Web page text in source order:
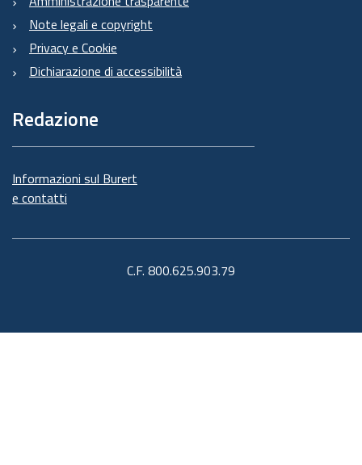
Note legali e copyright
Privacy e Cookie
Dichiarazione di accessibilità
Redazione
Informazioni sul Burert
e contatti
C.F. 800.625.903.79